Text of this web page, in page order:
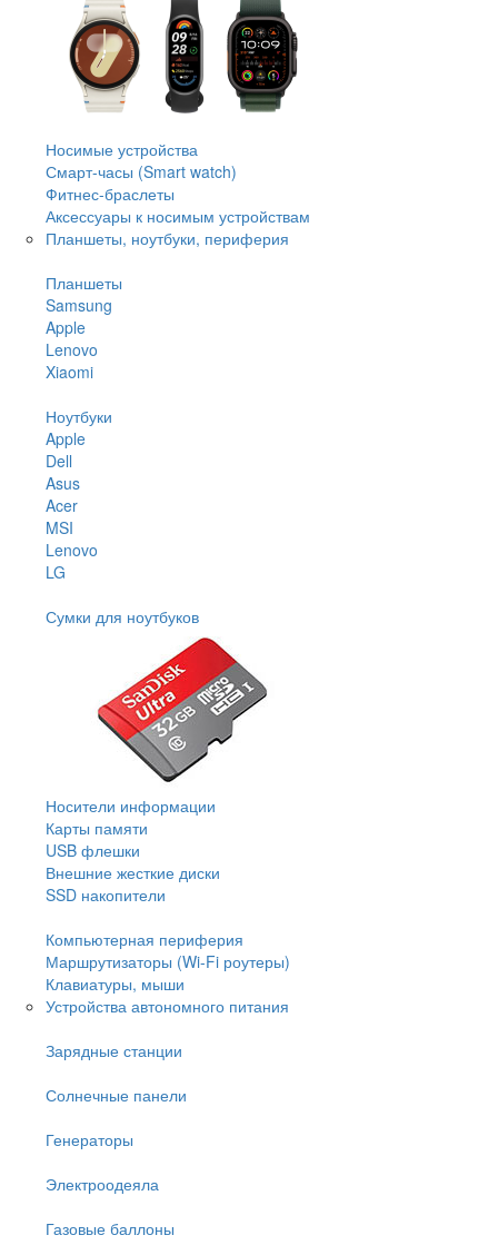
Носимые устройства
Смарт-часы (Smart watch)
Фитнес-браслеты
Аксессуары к носимым устройствам
Планшеты, ноутбуки, периферия
Планшеты
Samsung
Apple
Lenovo
Xiaomi
Ноутбуки
Apple
Dell
Asus
Acer
MSI
Lenovo
LG
Сумки для ноутбуков
Носители информации
Карты памяти
USB флешки
Внешние жесткие диски
SSD накопители
Компьютерная периферия
Маршрутизаторы (Wi-Fi роутеры)
Клавиатуры, мыши
Устройства автономного питания
Зарядные станции
Солнечные панели
Генераторы
Электроодеяла
Газовые баллоны